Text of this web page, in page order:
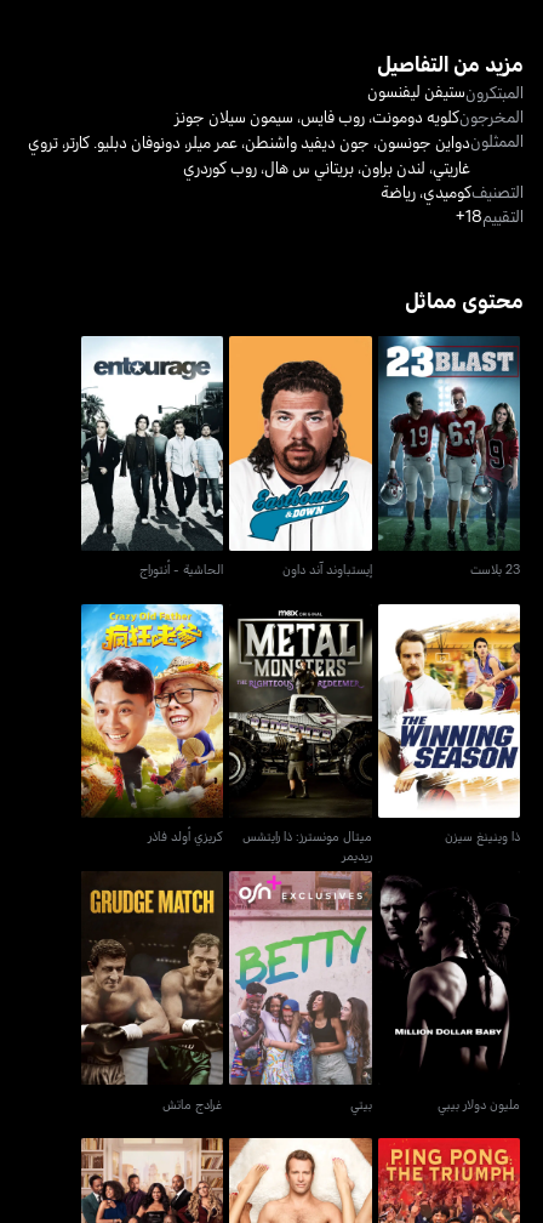
مزيد من التفاصيل
المبتكرونستيفن ليفنسون
المخرجونكلويه دومونت،روب فايس، سيمون سيلان جونز
الممثلوندواين جونسون، جون ديفيد واشنطن،عمر ميلر، دونوفان دبليو. كارتر،تروي
غاريتي، لندن براون،بريتاني س هال،روب كوردري
التصنيفكوميدي،رياضة
التقييم18+
محتوى مماثل
23 بلاست
23 بلاست
إيستباوند آند داون
إيستباوند آند داون
الحاشية - أنتوراج
الحاشية - أنتوراج
ذا وينينغ سيزن
ذا وينينغ سيزن
ميتال مونسترز: ذا رايتشس
ريديمر
ميتال مونسترز: ذا رايتشس
ريديمر
كريزي أولد فاذر
كريزي أولد فاذر
مليون دولار بيبي
مليون دولار بيبي
بيتي
بيتي
غرادج ماتش
غرادج ماتش